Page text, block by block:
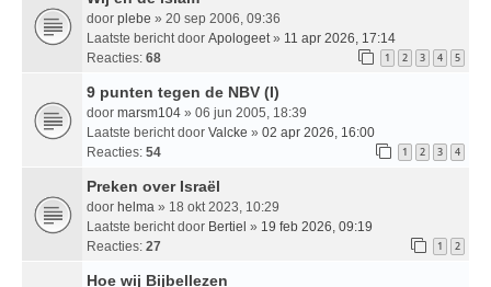
door plebe » 20 sep 2006, 09:36
Laatste bericht door Apologeet » 11 apr 2026, 17:14
Reacties: 68 1 2 3 4 5
9 punten tegen de NBV (I)
door marsm104 » 06 jun 2005, 18:39
Laatste bericht door Valcke » 02 apr 2026, 16:00
Reacties: 54 1 2 3 4
Preken over Israël
door helma » 18 okt 2023, 10:29
Laatste bericht door Bertiel » 19 feb 2026, 09:19
Reacties: 27 1 2
Hoe wij Bijbellezen